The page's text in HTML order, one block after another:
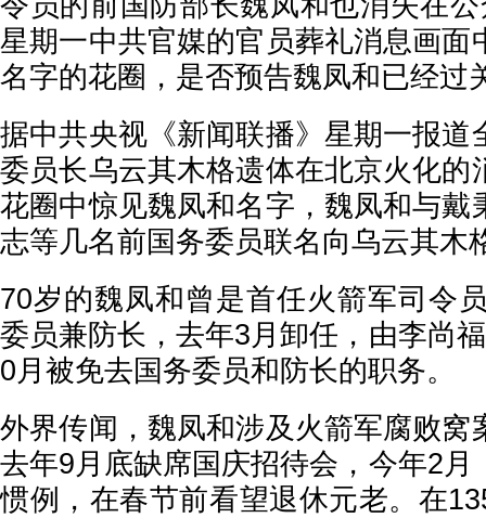
星期一中共官媒的官员葬礼消息画面
名字的花圈，是否预告魏凤和已经过
据中共央视《新闻联播》星期一报道
委员长乌云其木格遗体在北京火化的
花圈中惊见魏凤和名字，魏凤和与戴
志等几名前国务委员联名向乌云其木
70岁的魏凤和曾是首任火箭军司令
委员兼防长，去年3月卸任，由李尚
0月被免去国务委员和防长的职务。
外界传闻，魏凤和涉及火箭军腐败窝
去年9月底缺席国庆招待会，今年2月
惯例，在春节前看望退休元老。在